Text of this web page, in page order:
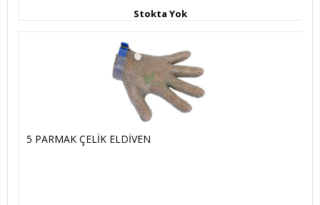
Stokta Yok
5 PARMAK ÇELİK ELDİVEN